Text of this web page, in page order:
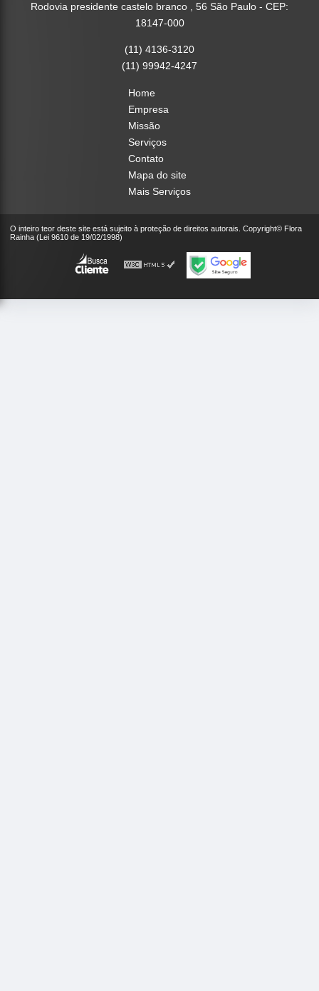
Rodovia presidente castelo branco , 56 São Paulo - CEP:
18147-000
(11) 4136-3120
(11) 99942-4247
Home
Empresa
Missão
Serviços
Contato
Mapa do site
Mais Serviços
O inteiro teor deste site está sujeito à proteção de direitos autorais. Copyright© Flora
Rainha (Lei 9610 de 19/02/1998)